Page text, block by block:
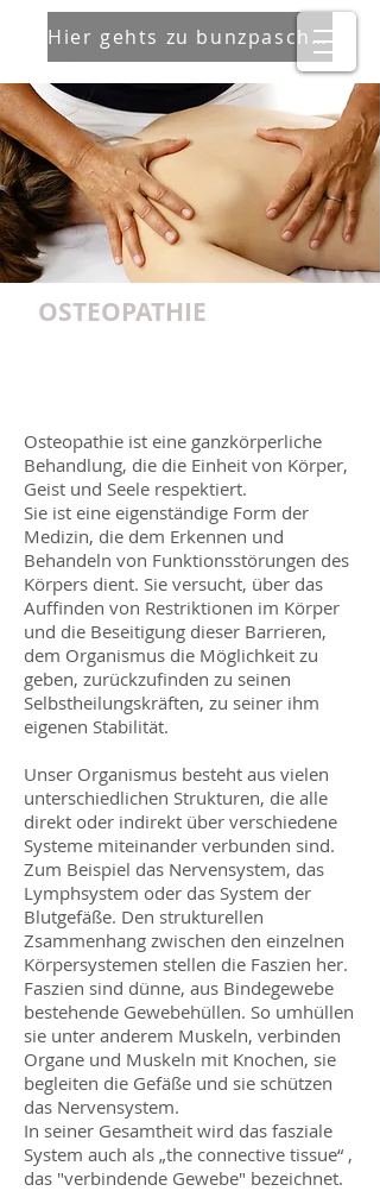
Hier gehts zu bunzpascher
OSTEOPATHIE
Osteopathie ist eine ganzkörperliche
Behandlung, die die Einheit von Körper,
Geist und Seele respektiert.
Sie ist eine eigenständige Form der
Medizin, die dem Erkennen und
Behandeln von Funktionsstörungen des
Körpers dient. Sie versucht, über das
Auffinden von Restriktionen im Körper
und die Beseitigung dieser Barrieren,
dem Organismus die Möglichkeit zu
geben, zurückzufinden zu seinen
Selbstheilungskräften, zu seiner ihm
eigenen Stabilität.
Unser Organismus besteht aus vielen
unterschiedlichen Strukturen, die alle
direkt oder indirekt über verschiedene
Systeme miteinander verbunden sind.
Zum Beispiel das Nervensystem, das
Lymphsystem oder das System der
Blutgefäße. Den strukturellen
Zsammenhang zwischen den einzelnen
Körpersystemen stellen die Faszien her.
Faszien sind dünne, aus Bindegewebe
bestehende Gewebehüllen. So umhüllen
sie unter anderem Muskeln, verbinden
Organe und Muskeln mit Knochen, sie
begleiten die Gefäße und sie schützen
das Nervensystem.
In seiner Gesamtheit wird das fasziale
System auch als „the connective tissue“ ,
das "verbindende Gewebe" bezeichnet.